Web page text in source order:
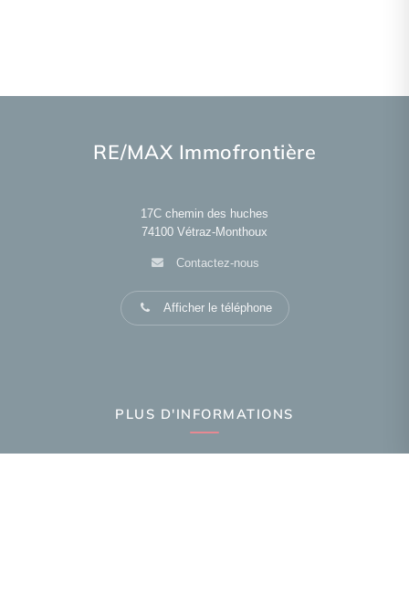
RE/MAX Immofrontière
17C chemin des huches
74100 Vétraz-Monthoux
Contactez-nous
Afficher le téléphone
PLUS D'INFORMATIONS